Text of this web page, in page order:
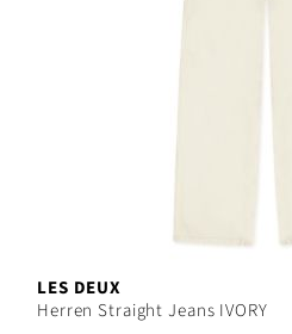
LES DEUX
Herren Straight Jeans IVORY